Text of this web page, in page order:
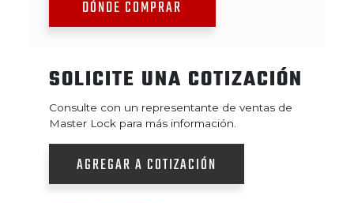
DÓNDE COMPRAR
SOLICITE UNA COTIZACIÓN
Consulte con un representante de ventas de
Master Lock para más información.
AGREGAR A COTIZACIÓN